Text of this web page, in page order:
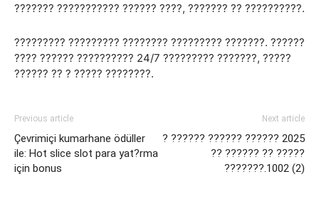
??????? ??????????? ?????? ????, ??????? ?? ??????????.
????????? ????????? ???????? ????????? ???????. ??????
???? ?????? ?????????? 24/7 ????????? ???????, ?????
?????? ?? ? ????? ????????.
Previous article
Çevrimiçi kumarhane ödüller
ile: Hot slice slot para yat?rma
için bonus
Next article
? ?????? ?????? ?????? 2025
?? ?????? ?? ?????
???????.1002 (2)